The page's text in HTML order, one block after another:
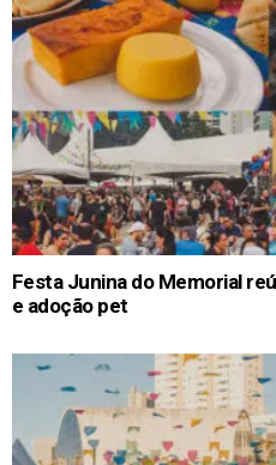
Festa Junina do Memorial
e adoção pet